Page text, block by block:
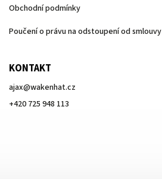
Obchodní podmínky
Poučení o právu na odstoupení od smlouvy
KONTAKT
ajax@wakenhat.cz
+420 725 948 113